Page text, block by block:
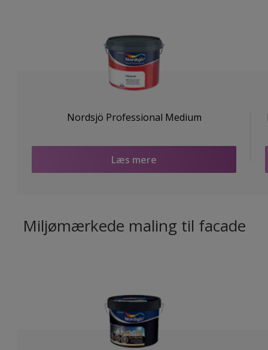
Nordsjö Professional Medium
Læs mere
Miljømærkede maling til facade